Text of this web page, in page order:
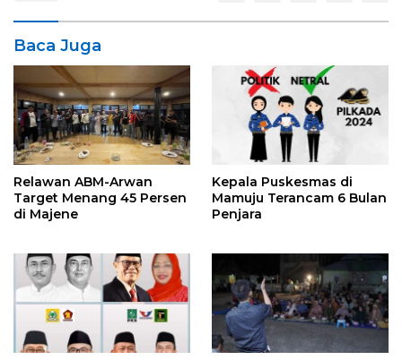
Baca Juga
Relawan ABM-Arwan
Target Menang 45 Persen
di Majene
Kepala Puskesmas di
Mamuju Terancam 6 Bulan
Penjara